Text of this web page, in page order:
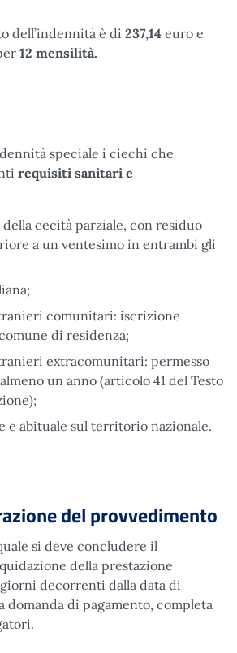
dell’indennità è di 237,14 euro e
12 mensilità.
speciale i ciechi che
requisiti sanitari e
cecità parziale, con residuo
a un ventesimo in entrambi gli
comunitari: iscrizione
di residenza;
extracomunitari: permesso
un anno (articolo 41 del Testo
e abituale sul territorio nazionale.
del provvedimento
si deve concludere il
della prestazione
decorrenti dalla data di
domanda di pagamento, completa